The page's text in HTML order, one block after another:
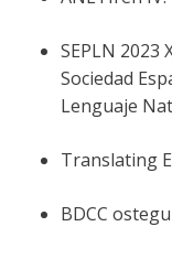
SEPLN 2023
Sociedad
Lenguaje
Translating
BDCC